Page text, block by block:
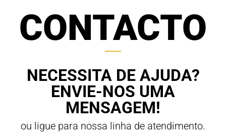
CONTACTO
NECESSITA DE AJUDA?
ENVIE-NOS UMA
MENSAGEM!
ou ligue para nossa linha de atendimento.